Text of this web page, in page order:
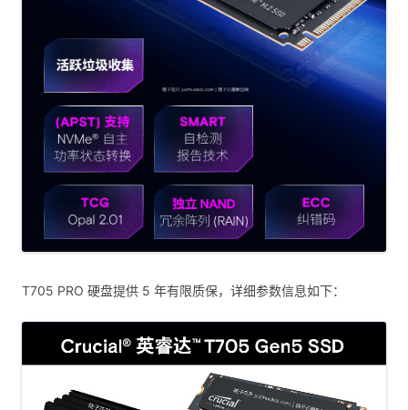
T705 PRO 硬盘提供 5 年有限质保，详细参数信息如下：